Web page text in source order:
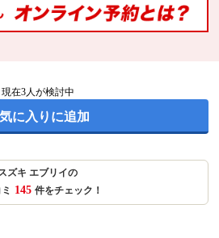
現在3人が検討中
に入りに追加
スズキ エブリイの
145 件をチェック！